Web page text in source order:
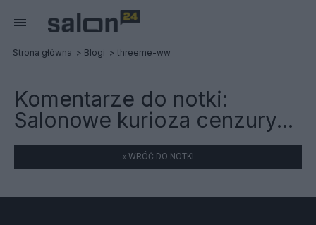
Strona główna Blogi threeme-ww
Komentarze do notki:
Salonowe kurioza cenzury...
« WRÓĆ DO NOTKI